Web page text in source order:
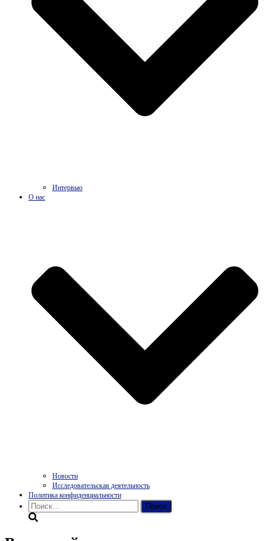
Интервью
О нас
Новости
Исследовательская деятельность
Политика конфиденциальности
Найти: